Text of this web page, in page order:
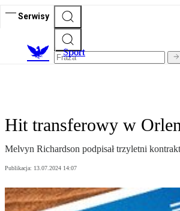
Serwisy
Sport
Hit transferowy w
Melvyn Richardson podpisał trzyletni
Publikacja: 13.07.2024 14:07